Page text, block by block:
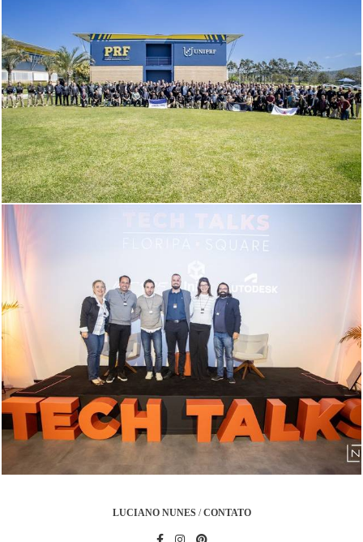
534 0
600 3
LUCIANO NUNES /CONTATO